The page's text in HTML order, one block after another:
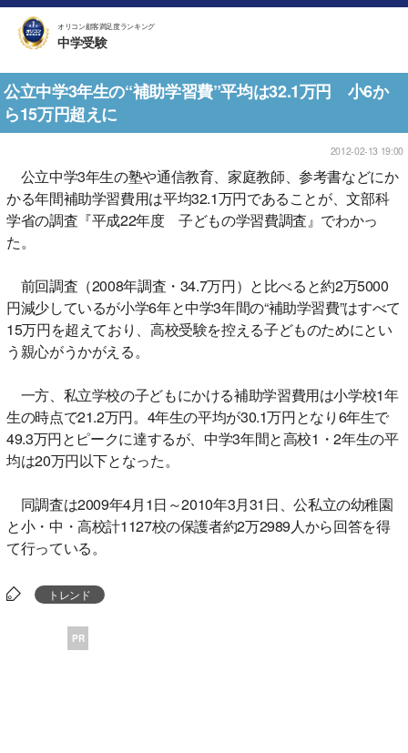
オリコン顧客満足度ランキング
中学受験
公立中学3年生の“補助学習費”平均は32.1万円 小6か
ら15万円超えに
2012-02-13 19:00
公立中学3年生の塾や通信教育、家庭教師、参考書などにか
かる年間補助学習費用は平均32.1万円であることが、文部科
学省の調査『平成22年度 子どもの学習費調査』でわかっ
た。
前回調査（2008年調査・34.7万円）と比べると約2万5000
円減少しているが小学6年と中学3年間の“補助学習費”はすべて
15万円を超えており、高校受験を控える子どものためにとい
う親心がうかがえる。
一方、私立学校の子どもにかける補助学習費用は小学校1年
生の時点で21.2万円。4年生の平均が30.1万円となり6年生で
49.3万円とピークに達するが、中学3年間と高校1・2年生の平
均は20万円以下となった。
同調査は2009年4月1日～2010年3月31日、公私立の幼稚園
と小・中・高校計1127校の保護者約2万2989人から回答を得
て行っている。
トレンド
PR